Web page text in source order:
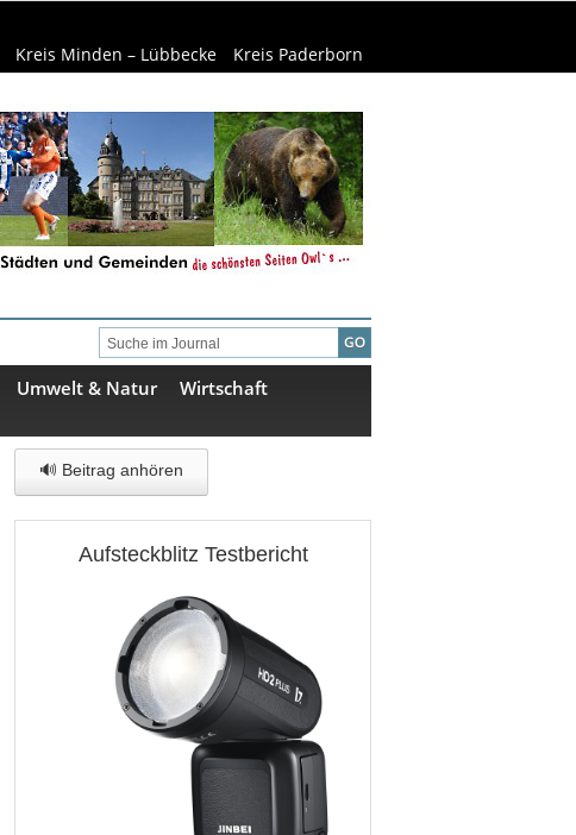
Kreis Minden – Lübbecke Kreis Paderborn
Umwelt & Natur
Wirtschaft
🔊 Beitrag anhören
Aufsteckblitz Testbericht